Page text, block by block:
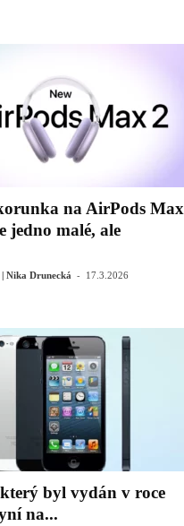
na AirPods Max
jedno malé, ale
Nika Drunecká - 17.3.2026
byl vydán v roce
na...